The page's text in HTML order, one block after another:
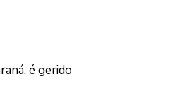
é gerido